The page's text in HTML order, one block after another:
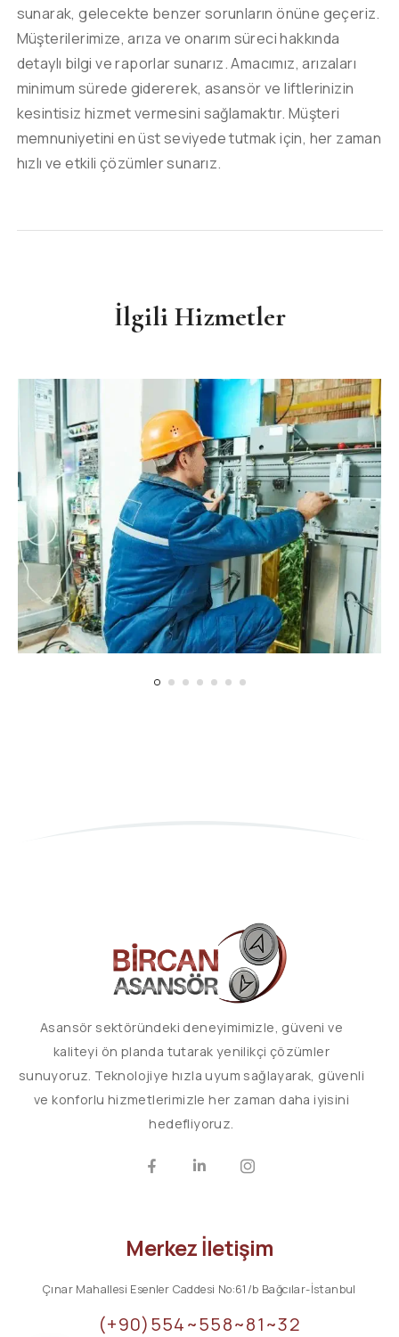
sunarak, gelecekte benzer sorunların önüne geçeriz.
Müşterilerimize, arıza ve onarım süreci hakkında
detaylı bilgi ve raporlar sunarız. Amacımız, arızaları
minimum sürede gidererek, asansör ve liftlerinizin
kesintisiz hizmet vermesini sağlamaktır. Müşteri
memnuniyetini en üst seviyede tutmak için, her zaman
hızlı ve etkili çözümler sunarız.
İlgili Hizmetler
ASANSÖR LIFT
Montaj ve Kurulum
Asansör sektöründeki deneyimimizle, güveni ve
kaliteyi ön planda tutarak yenilikçi çözümler
sunuyoruz. Teknolojiye hızla uyum sağlayarak, güvenli
ve konforlu hizmetlerimizle her zaman daha iyisini
hedefliyoruz.
Merkez İletişim
Çınar Mahallesi Esenler Caddesi No:61/b Bağcılar-İstanbul
(+90)554~558~81~32